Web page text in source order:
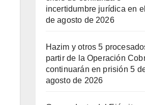
incertidumbre jurídica en
de agosto de 2026
Hazim y otros 5
partir de la Operación
continuarán en prisión 5
agosto de 2026